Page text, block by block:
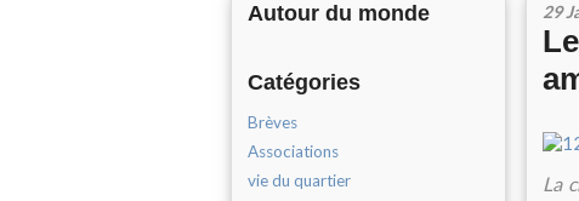
Autour du monde
Catégories
Brèves
Associations
vie du quartier
29
La